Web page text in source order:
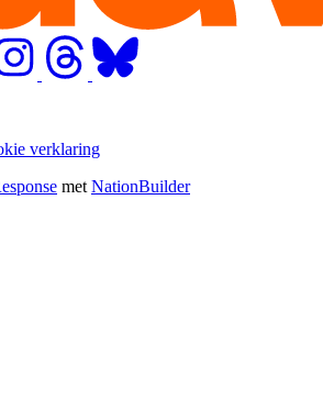
verklaring
metNationBuilder